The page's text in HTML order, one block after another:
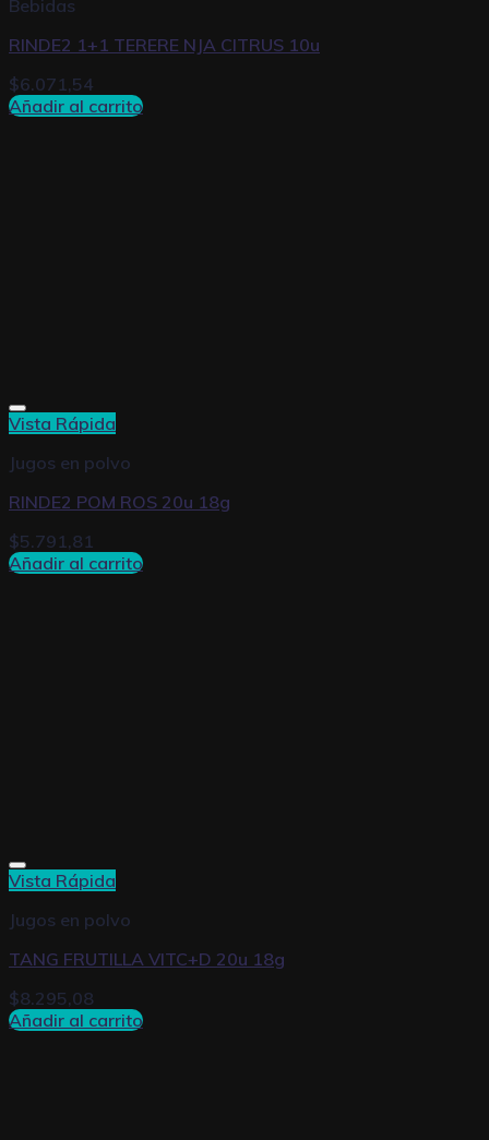
Bebidas
RINDE2 1+1 TERERE NJA CITRUS 10u
$6.071,54
Añadir al carrito
Vista Rápida
Jugos en polvo
RINDE2 POM ROS 20u 18g
$5.791,81
Añadir al carrito
Vista Rápida
Jugos en polvo
TANG FRUTILLA VITC+D 20u 18g
$8.295,08
Añadir al carrito